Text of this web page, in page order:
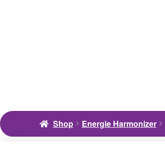
Shop Energie Harmonizer